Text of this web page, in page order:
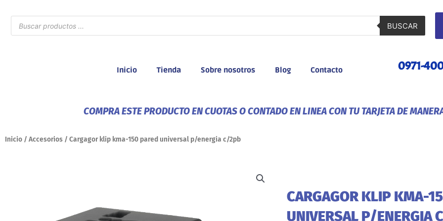
contenido
Búsqueda
de
productos
BUSCAR
Inicio Tienda Sobre nosotros Blog Contacto 0971-
COMPRA ESTE PRODUCTO EN CUOTAS O CONTADO EN LINEA CON TU TARJETA DE
Inicio / Accesorios / Cargagor klip kma-150 pared universal p/energia c/2pb
CARGAGOR KLIP KMA-
UNIVERSAL P/ENERGIA